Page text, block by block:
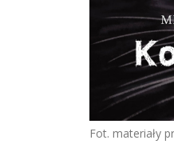
Fot. materiały